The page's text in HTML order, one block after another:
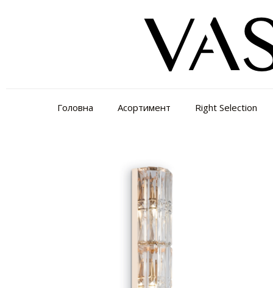
Головна Асортимент Right Selection